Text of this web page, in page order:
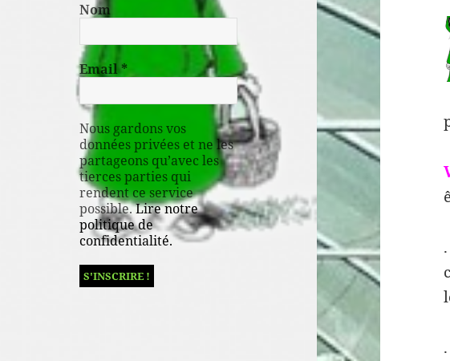
Nom
Email*
Nous gardons vos
données privées et ne les
partageons qu’avec les
tierces parties qui
rendent ce service
possible.Lire notre
politique de
confidentialité.